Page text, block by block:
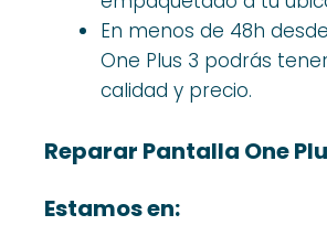
En menos de 48h
One Plus 3 podrás
calidad y precio.
Reparar Pantalla One
Estamos en: